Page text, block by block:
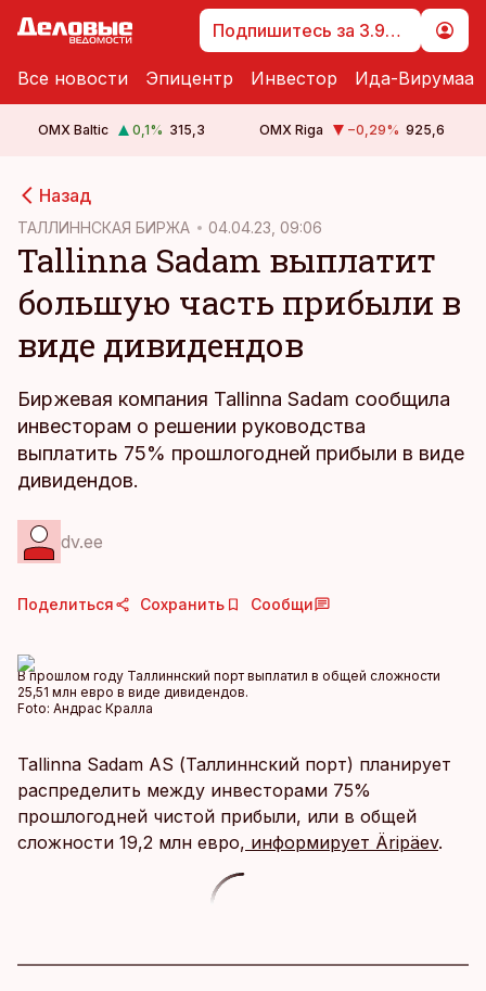
Подпишитесь за 3.99 €
Все новости Эпицентр Инвестор Ида-Вирумаа
OMX Baltic 0,1% 315,3 OMX Riga −0,29% 925,6
Назад
ТАЛЛИННСКАЯ БИРЖА 04.04.23, 09:06
Tallinna Sadam выплатит
большую часть прибыли в
виде дивидендов
Биржевая компания Tallinna Sadam сообщила
инвесторам о решении руководства
выплатить 75% прошлогодней прибыли в виде
дивидендов.
dv.ee
Поделиться Сохранить Сообщи
В прошлом году Таллиннский порт выплатил в общей сложности
25,51 млн евро в виде дивидендов.
Foto: Андрас Кралла
Tallinna Sadam AS (Таллиннский порт) планирует
распределить между инвесторами 75%
прошлогодней чистой прибыли, или в общей
сложности 19,2 млн евро, информирует Äripäev.